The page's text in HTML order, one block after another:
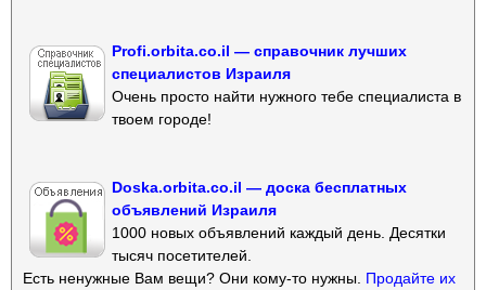
Profi.orbita.co.il — справочник лучших
специалистов Израиля
Очень просто найти нужного тебе специалиста в
твоем городе!
Doska.orbita.co.il — доска бесплатных
объявлений Израиля
1000 новых объявлений каждый день. Десятки
тысяч посетителей.
Есть ненужные Вам вещи? Они кому-то нужны. Продайте их